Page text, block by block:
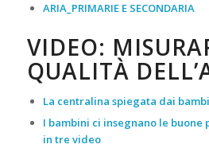
ARIA_PRIMARIE E SECONDARIA
VIDEO:
QUALITÀ
La centralina spiegata dai
I bambini ci insegnano le
in tre video